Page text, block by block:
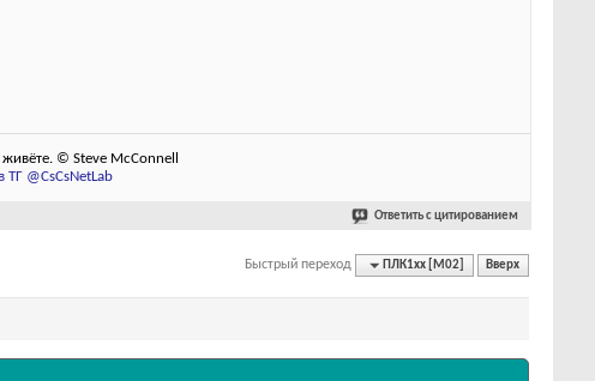
© Steve McConnell
ТГ @CsCsNetLab
Ответить с цитированием
Быстрый переход ПЛК1хх [М02] Вверх